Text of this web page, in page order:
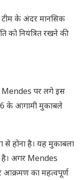
टीम के अंदर मानसिक
को नियंत्रित रखने की
Mendes पर लगे इस
के आगामी मुकाबले
से होना है। यह मुकाबला
है। अगर Mendes
का महत्वपूर्ण